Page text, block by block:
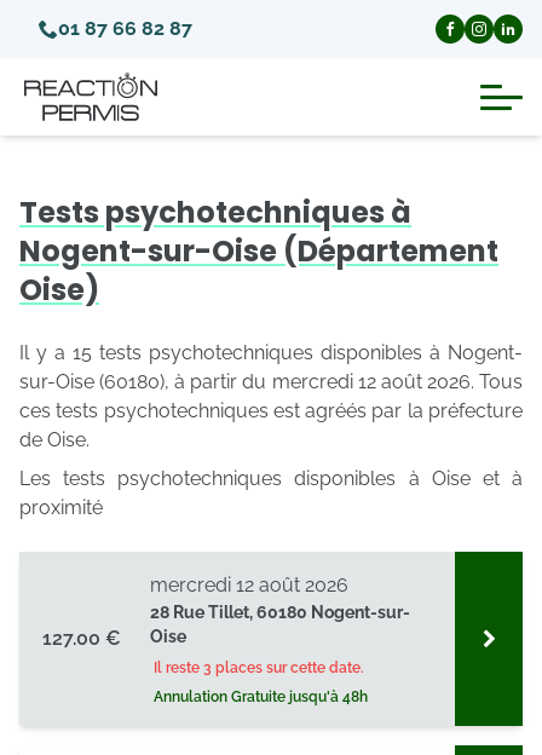
01 87 66 82 87
Invalidation du permis de conduire
Annulation du permis de conduire
Médecins agréés pour le permis
Visite médicale test psychotechnique
Tests psychotechniques à
Nogent-sur-Oise (Département
Oise)
Il y a 15 tests psychotechniques disponibles à Nogent-
sur-Oise (60180), à partir du mercredi 12 août 2026. Tous
ces tests psychotechniques est agréés par la préfecture
de Oise.
Les tests psychotechniques disponibles à Oise et à
proximité
127.00 €
28 Rue Tillet, 60180 Nogent-sur-
Oise
Il reste 3 places sur cette date.
Annulation Gratuite jusqu'à 48h
mercredi 12 août 2026